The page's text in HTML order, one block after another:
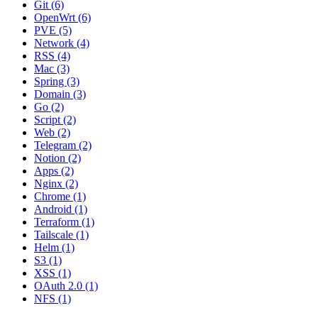
Git (6)
OpenWrt (6)
PVE (5)
Network (4)
RSS (4)
Mac (3)
Spring (3)
Domain (3)
Go (2)
Script (2)
Web (2)
Telegram (2)
Notion (2)
Apps (2)
Nginx (2)
Chrome (1)
Android (1)
Terraform (1)
Tailscale (1)
Helm (1)
S3 (1)
XSS (1)
OAuth 2.0 (1)
NFS (1)